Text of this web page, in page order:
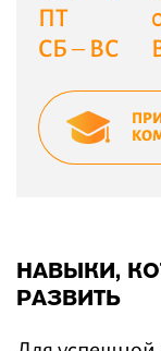
ПТ
СБ – ВС
НАВЫКИ,
РАЗВИТЬ